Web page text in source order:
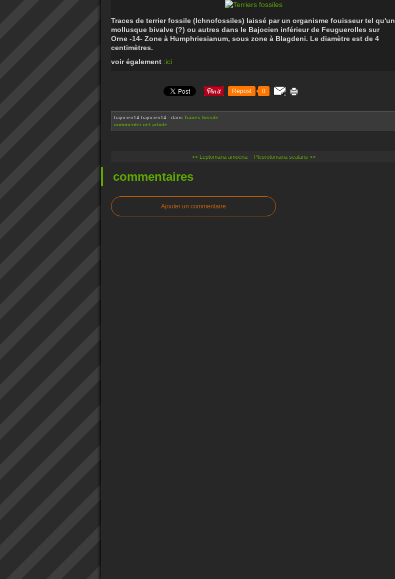
Traces de terrier fossile (Ichnofossiles) laissé par un organisme fouisseur tel qu'un
mollusque bivalve (?) ou autres dans le Bajocien inférieur de Feuguerolles sur
Orne -14- Zone à Humphriesianum, sous zone à Blagdeni. Le diamètre est de 4
centimètres.
voir également :ici
Repost 0
bajocien14 bajocien14 - dans Traces fossile
commenter cet article
<< Leptomaria amoena Pleurotomaria scalaris >>
commentaires
Ajouter un commentaire